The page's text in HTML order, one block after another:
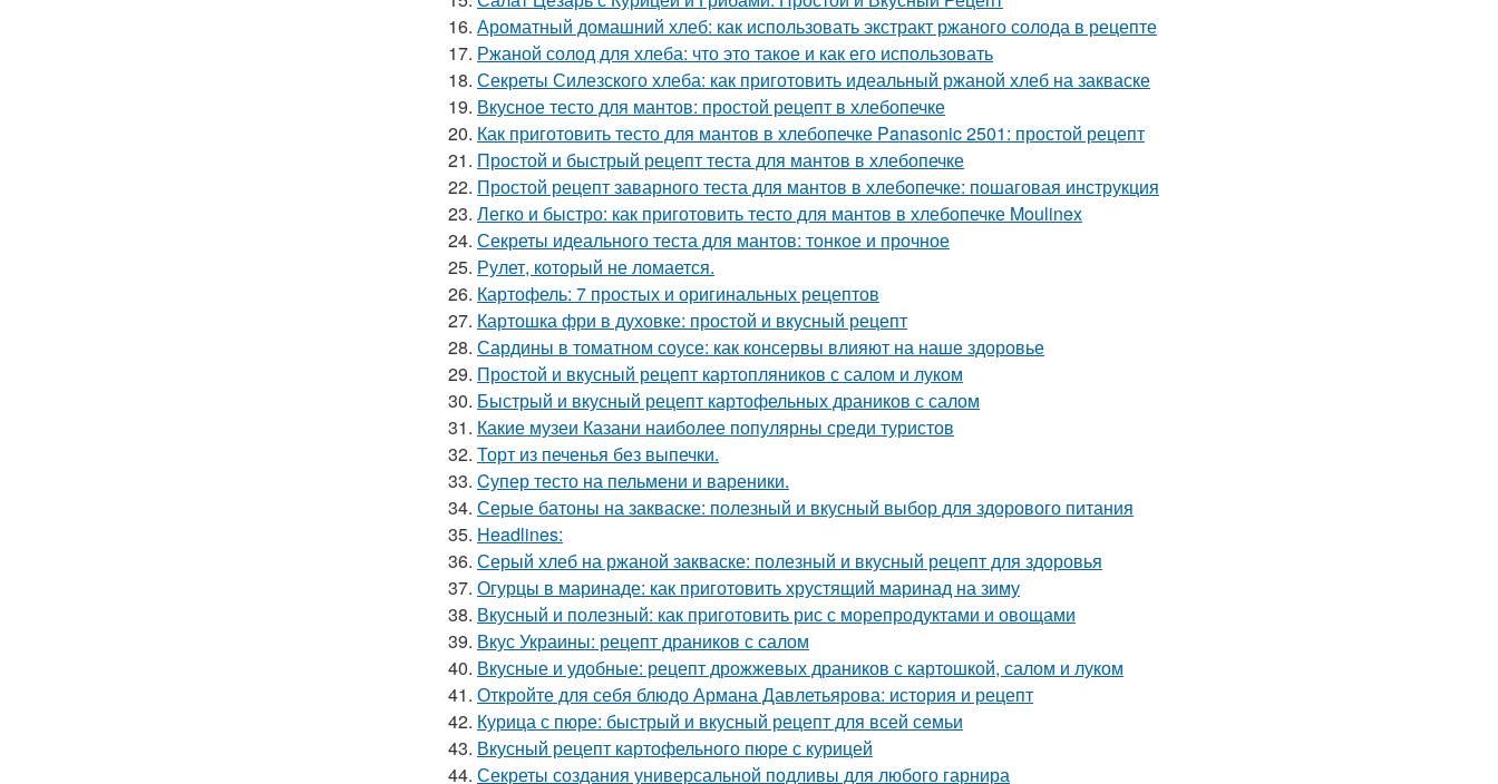
16. Ароматный домашний хлеб: как использовать экстракт ржаного солода в рецепте
17. Ржаной солод для хлеба: что это такое и как его использовать
18. Секреты Силезского хлеба: как приготовить идеальный ржаной хлеб на закваске
19. Вкусное тесто для мантов: простой рецепт в хлебопечке
20. Как приготовить тесто для мантов в хлебопечке Panasonic 2501: простой рецепт
21. Простой и быстрый рецепт теста для мантов в хлебопечке
22. Простой рецепт заварного теста для мантов в хлебопечке: пошаговая инструкция
23. Легко и быстро: как приготовить тесто для мантов в хлебопечке Moulinex
24. Секреты идеального теста для мантов: тонкое и прочное
25. Рулет, который не ломается.
26. Картофель: 7 простых и оригинальных рецептов
27. Картошка фри в духовке: простой и вкусный рецепт
28. Сардины в томатном соусе: как консервы влияют на наше здоровье
29. Простой и вкусный рецепт картопляников с салом и луком
30. Быстрый и вкусный рецепт картофельных драников с салом
31. Какие музеи Казани наиболее популярны среди туристов
32. Торт из печенья без выпечки.
33. Cупер тесто на пельмени и вареники.
34. Серые батоны на закваске: полезный и вкусный выбор для здорового питания
35. Headlines:
36. Серый хлеб на ржаной закваске: полезный и вкусный рецепт для здоровья
37. Огурцы в маринаде: как приготовить хрустящий маринад на зиму
38. Вкусный и полезный: как приготовить рис с морепродуктами и овощами
39. Вкус Украины: рецепт драников с салом
40. Вкусные и удобные: рецепт дрожжевых драников с картошкой, салом и луком
41. Откройте для себя блюдо Армана Давлетьярова: история и рецепт
42. Курица с пюре: быстрый и вкусный рецепт для всей семьи
43. Вкусный рецепт картофельного пюре с курицей
44. Секреты создания универсальной подливы для любого гарнира